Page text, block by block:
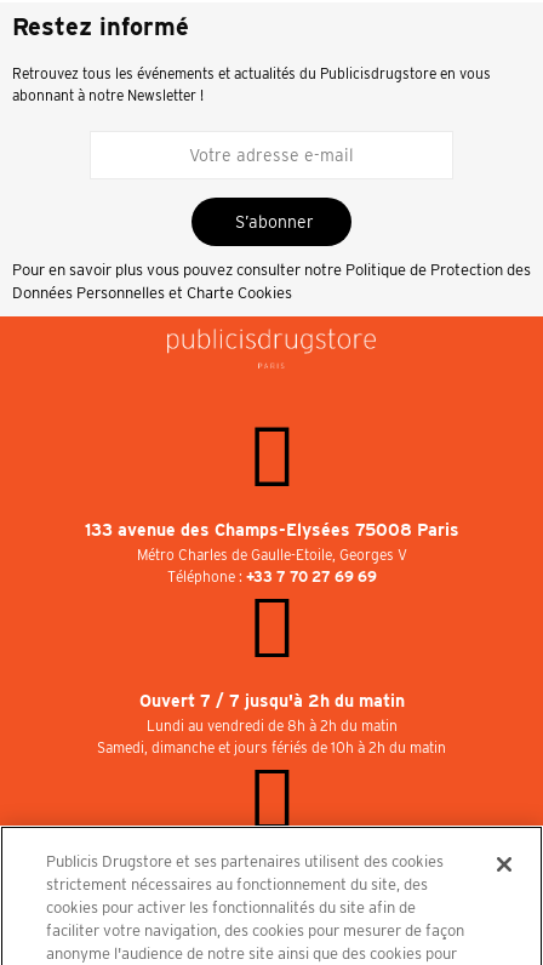
Restez informé
Retrouvez tous les événements et actualités du Publicisdrugstore en vous
abonnant à notre Newsletter !
S’abonner
Pour en savoir plus vous pouvez consulter notre Politique de Protection des
Données Personnelles et Charte Cookies
133 avenue des Champs-Elysées 75008 Paris
Métro Charles de Gaulle-Etoile, Georges V
Téléphone : +33 7 70 27 69 69
Ouvert 7 / 7 jusqu'à 2h du matin
Lundi au vendredi de 8h à 2h du matin
Samedi, dimanche et jours fériés de 10h à 2h du matin
Rejoignez-nous au Publicisdrugstore !
Nous recrutons pour les boutiques, le restaurant et le cinéma. Contactez-nous :
recrutement@publicisdrugstore.com
Publicis Drugstore et ses partenaires utilisent des cookies
strictement nécessaires au fonctionnement du site, des
cookies pour activer les fonctionnalités du site afin de
faciliter votre navigation, des cookies pour mesurer de façon
anonyme l'audience de notre site ainsi que des cookies pour